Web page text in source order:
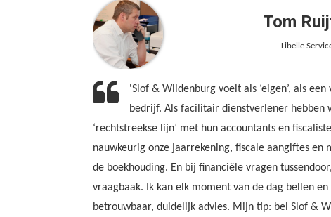
Tom
Libelle
'Slof & Wildenburg voelt als ‘eigen’, als
bedrijf. Als facilitair dienstverlener hebben
‘rechtstreekse lijn’ met hun accountants en
nauwkeurig onze jaarrekening, fiscale aangiftes en
de boekhouding. En bij financiële vragen
vraagbaak. Ik kan elk moment van de dag bellen
betrouwbaar, duidelijk advies. Mijn tip: bel Slof &